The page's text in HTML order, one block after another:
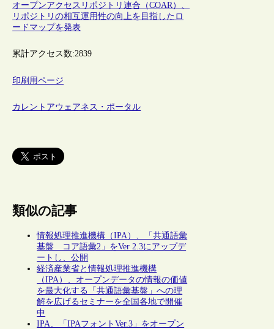
オープンアクセスリポジトリ連合（COAR）、
リポジトリの相互運用性の向上を目指したロ
ードマップを発表
累計アクセス数:2839
印刷用ページ
カレントアウェアネス・ポータル
類似の記事
情報処理推進機構（IPA）、「共通語彙
基盤 コア語彙2」をVer 2.3にアップデ
ートし、公開
経済産業省と情報処理推進機構
（IPA）、オープンデータの情報の価値
を最大化する「共通語彙基盤」への理
解を広げるセミナーを全国各地で開催
中
IPA、「IPAフォントVer.3」をオープン